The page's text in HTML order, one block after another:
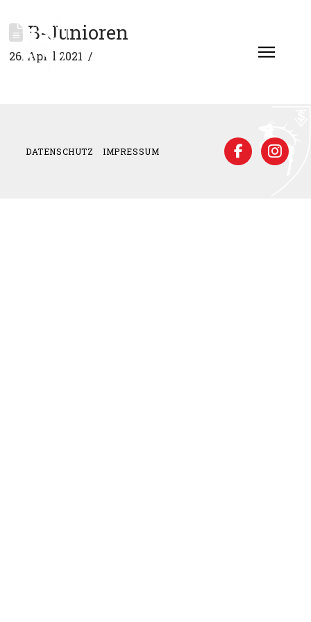
B-Junioren
26. April 2021
DATENSCHUTZ IMPRESSUM